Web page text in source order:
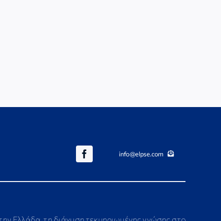
info@elpse.com